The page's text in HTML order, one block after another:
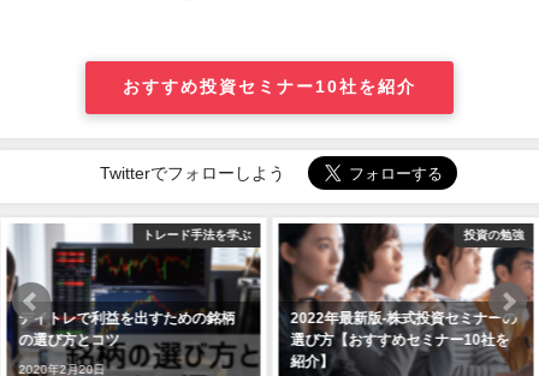
おすすめ投資セミナー10社を紹介
Twitterでフォローしよう
投資の勉強
2022年最新版-株式投資セミナーの
選び方【おすすめセミナー10社を
紹介】
株式投資を学ぶ
空売りとは？5分でわかりやすく解
説
2020年4月20日